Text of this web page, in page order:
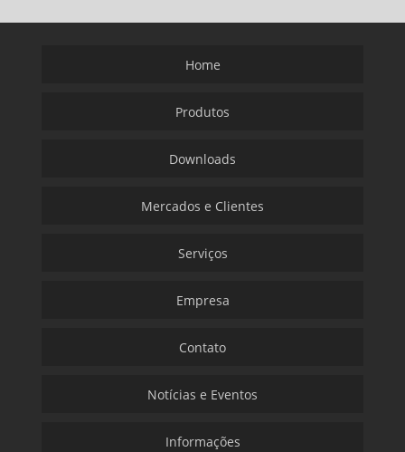
Home
Produtos
Downloads
Mercados e Clientes
Serviços
Empresa
Contato
Notícias e Eventos
Informações